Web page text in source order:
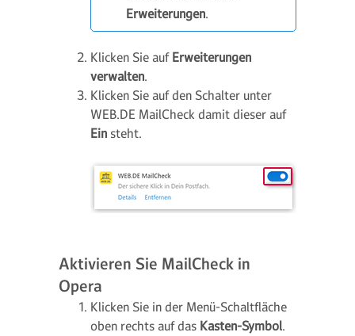
Erweiterungen.
Klicken Sie auf Erweiterungen
verwalten.
Klicken Sie auf den Schalter unter
WEB.DE MailCheck damit dieser auf
Ein steht.
Aktivieren Sie MailCheck in
Opera
Klicken Sie in der Menü-Schaltfläche
oben rechts auf das Kasten-Symbol.